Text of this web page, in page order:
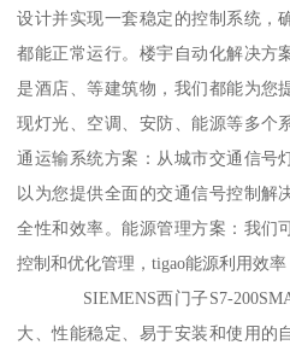
设计并实现一套稳定的控制系统，
都能正常运行。楼宇自动化解决方
是酒店、等建筑物，我们都能为您
现灯光、空调、安防、能源等多个
通运输系统方案：从城市交通信号
以为您提供全面的交通信号控制解
全性和效率。能源管理方案：我们
控制和优化管理，tigao能源利用效
SIEMENS西门子S7-
大、性能稳定、易于安装和使用的